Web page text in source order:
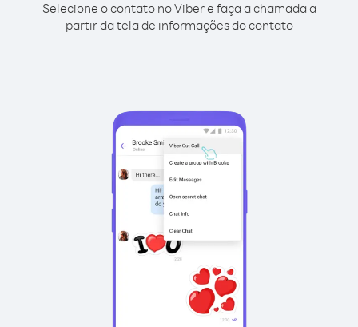
Selecione o contato no Viber e faça a chamada a
partir da tela de informações do contato